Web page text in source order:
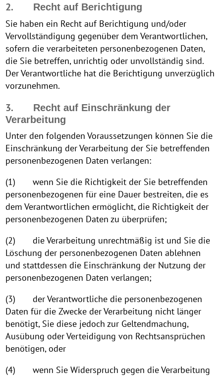
2. Recht auf Berichtigung
Sie haben ein Recht auf Berichtigung und/oder
Vervollständigung gegenüber dem Verantwortlichen,
sofern die verarbeiteten personenbezogenen Daten,
die Sie betreffen, unrichtig oder unvollständig sind.
Der Verantwortliche hat die Berichtigung unverzüglich
vorzunehmen.
3.
Recht auf Einschränkung der
Verarbeitung
Unter den folgenden Voraussetzungen können Sie die
Einschränkung der Verarbeitung der Sie betreffenden
personenbezogenen Daten verlangen:
(1) wenn Sie die Richtigkeit der Sie betreffenden
personenbezogenen für eine Dauer bestreiten, die es
dem Verantwortlichen ermöglicht, die Richtigkeit der
personenbezogenen Daten zu überprüfen;
(2) die Verarbeitung unrechtmäßig ist und Sie die
Löschung der personenbezogenen Daten ablehnen
und stattdessen die Einschränkung der Nutzung der
personenbezogenen Daten verlangen;
(3) der Verantwortliche die personenbezogenen
Daten für die Zwecke der Verarbeitung nicht länger
benötigt, Sie diese jedoch zur Geltendmachung,
Ausübung oder Verteidigung von Rechtsansprüchen
benötigen, oder
(4) wenn Sie Widerspruch gegen die Verarbeitung